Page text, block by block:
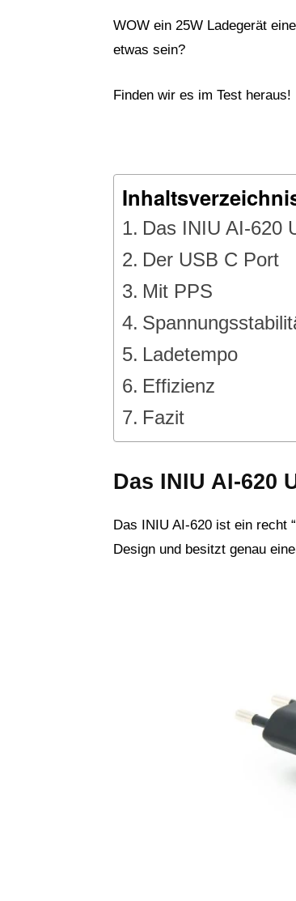
WOW ein 25W Ladegerät
etwas sein?
Finden wir es im Test heraus!
Das INIU AI-620
Der USB C Port
Mit PPS
Ladetempo
Effizienz
Fazit
Das INIU AI-620
Das INIU AI-620 ist ein recht
Design und besitzt genau